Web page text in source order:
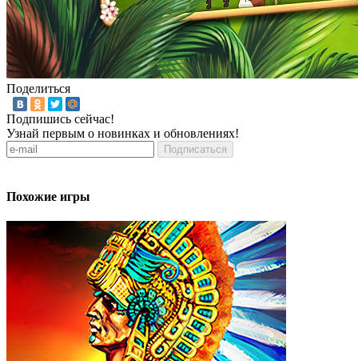
Поделиться
Подпишись сейчас!
Узнай первым о новинках и обновлениях!
Подписаться
Похожие игры